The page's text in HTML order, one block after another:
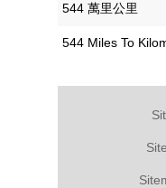
‎544 萬里公里
‎544 Miles To